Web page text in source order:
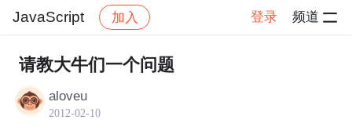
JavaScript 加入 登录 频道
社区 JavaScript 帖子详情
请教大牛们一个问题
aloveu
2012-02-10